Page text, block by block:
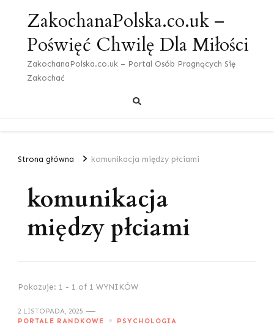
ZakochanaPolska.co.uk –
Poświęć Chwilę Dla Miłości
ZakochanaPolska.co.uk – Portal Osób Pragnących Się
Zakochać
Strona główna komunikacja między płciami
komunikacja
między płciami
Pokazuje: 1 - 1 of 1 WYNIKÓW
2 LISTOPADA, 2025
PORTALE RANDKOWE
PSYCHOLOGIA